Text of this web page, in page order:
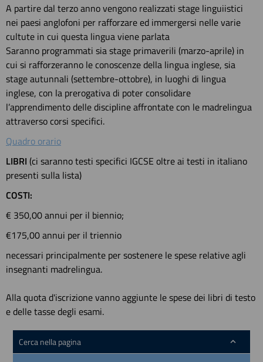
A partire dal terzo anno vengono realizzati stage linguiistici
nei paesi anglofoni per rafforzare ed immergersi nelle varie
cultute in cui questa lingua viene parlata
Saranno programmati sia stage primaverili (marzo-aprile) in
cui si rafforzeranno le conoscenze della lingua inglese, sia
stage autunnali (settembre-ottobre), in luoghi di lingua
inglese, con la prerogativa di poter consolidare
l’apprendimento delle discipline affrontate con le madrelingua
attraverso corsi specifici.
Quadro orario
LIBRI (ci saranno testi specifici IGCSE oltre ai testi in italiano
presenti sulla lista)
COSTI:
€ 350,00 annui per il biennio;
€175,00 annui per il triennio
necessari principalmente per sostenere le spese relative agli
insegnanti madrelingua.
Alla quota d'iscrizione vanno aggiunte le spese dei libri di testo
e delle tasse degli esami.
Cerca nella pagina